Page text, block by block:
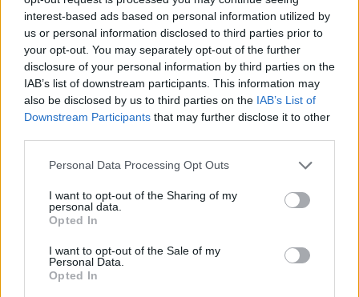
interest-based ads based on personal information utilized by
us or personal information disclosed to third parties prior to
your opt-out. You may separately opt-out of the further
disclosure of your personal information by third parties on the
IAB’s list of downstream participants. This information may
also be disclosed by us to third parties on the IAB’s List of
Downstream Participants that may further disclose it to other
Personal Data Processing Opt Outs
I want to opt-out of the Sharing of my
personal data.
Opted In
I want to opt-out of the Sale of my
Personal Data.
Opted In